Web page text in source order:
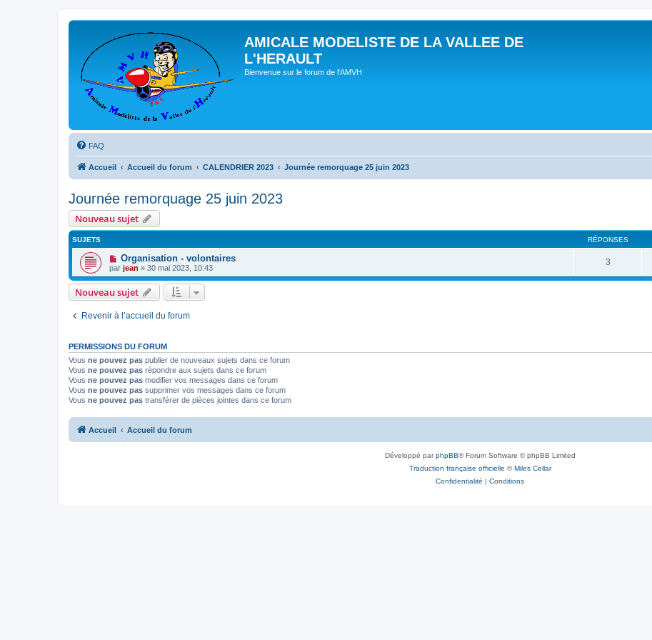
AMICALE MODELISTE DE LA VALLEE DE
L'HERAULT
Bienvenue sur le forum de l'AMVH
FAQ
Accueil Accueil du forum CALENDRIER 2023 Journée remorquage 25 juin 2023
Journée remorquage 25 juin 2023
Nouveau sujet
SUJETS RÉPONSES
Organisation - volontaires
par jean » 30 mai 2023, 10:43
3
Nouveau sujet
Revenir à l’accueil du forum
PERMISSIONS DU FORUM
Vous ne pouvez pas publier de nouveaux sujets dans ce forum
Vous ne pouvez pas répondre aux sujets dans ce forum
Vous ne pouvez pas modifier vos messages dans ce forum
Vous ne pouvez pas supprimer vos messages dans ce forum
Vous ne pouvez pas transférer de pièces jointes dans ce forum
Accueil Accueil du forum
Développé parphpBB® Forum Software © phpBB Limited
Traduction française officielle ©Miles Cellar
Confidentialité | Conditions